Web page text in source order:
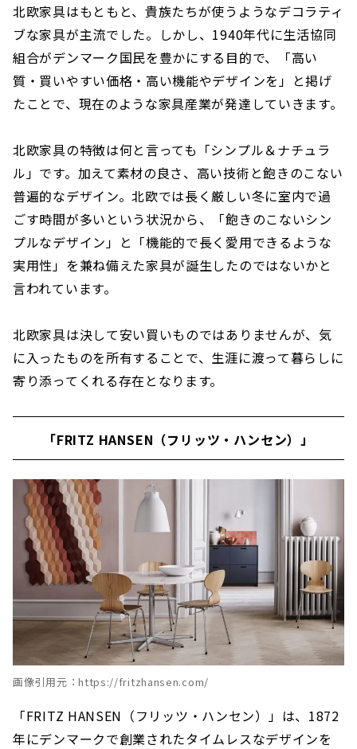
北欧家具はもともと、貴族たちが使うようなデコラティ
ブな家具が主流でした。しかし、1940年代に生活協同
組合がデンマーク国民を豊かにする目的で、「高い
質・買いやすい価格・高い機能やデザインを」と掲げ
たことで、現在のような家具産業が発達していきます。
北欧家具の特徴は何と言っても「シンプル＆ナチュラ
ル」です。加えて素材の良さ、高い技術と飽きのこない
普遍的なデザイン。北欧では長く厳しい冬に室内で過
ごす時間が多いという状況から、「飽きのこないシン
プルなデザイン」と「機能的で長く愛用できるような
実用性」を兼ね備えた家具が誕生したのではないかと
言われています。
北欧家具は決して安い買いものではありませんが、気
に入ったものを所有することで、生涯に渡って暮らしに
寄り添ってくれる存在となります。
「FRITZ HANSEN（フリッツ・ハンセン）」
画像引用元：https://fritzhansen.com/
「FRITZ HANSEN（フリッツ・ハンセン）」は、1872
年にデンマークで創業されたタイムレスなデザインを